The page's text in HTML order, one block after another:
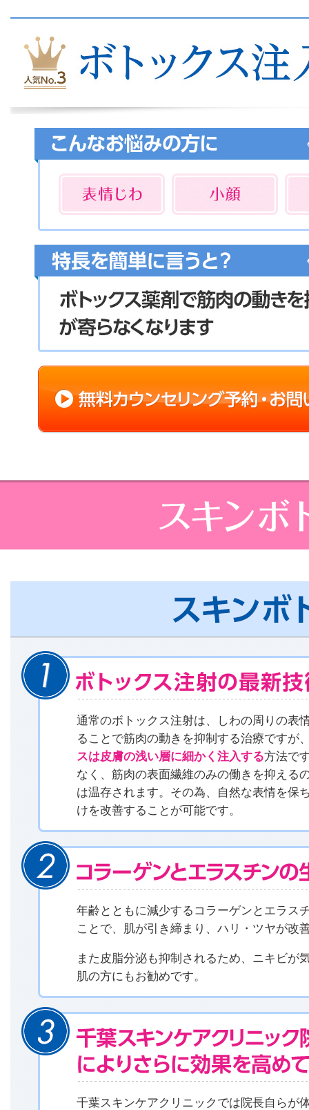
通常のボトックス注射は、しわの周りの表
ることで筋肉の動きを抑制する治療ですが
スは皮膚の浅い層に細かく注入する方法で
なく、筋肉の表面繊維のみの働きを抑える
は温存されます。その為、自然な表情を保
けを改善することが可能です。
年齢とともに減少するコラーゲンとエラス
ことで、肌が引き締まり、ハリ・ツヤが改
また皮脂分泌も抑制されるため、ニキビが
肌の方にもお勧めです。
千葉スキンケアクリニックでは院長自らが